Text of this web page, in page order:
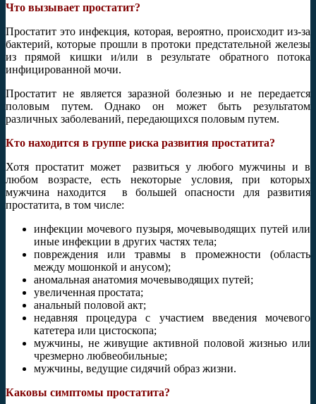
Что вызывает простатит?
Простатит это инфекция, которая, вероятно, происходит из-за
бактерий, которые прошли в протоки предстательной железы
из прямой кишки и/или в результате обратного потока
инфицированной мочи.
Простатит не является заразной болезнью и не передается
половым путем. Однако он может быть результатом
различных заболеваний, передающихся половым путем.
Кто находится в группе риска развития простатита?
Хотя простатит может развиться у любого мужчины и в
любом возрасте, есть некоторые условия, при которых
мужчина находится в большей опасности для развития
простатита, в том числе:
инфекции мочевого пузыря, мочевыводящих путей или
иные инфекции в других частях тела;
повреждения или травмы в промежности (область
между мошонкой и анусом);
аномальная анатомия мочевыводящих путей;
увеличенная простата;
анальный половой акт;
недавняя процедура с участием введения мочевого
катетера или цистоскопа;
мужчины, не живущие активной половой жизнью или
чрезмерно любвеобильные;
мужчины, ведущие сидячий образ жизни.
Каковы симптомы простатита?